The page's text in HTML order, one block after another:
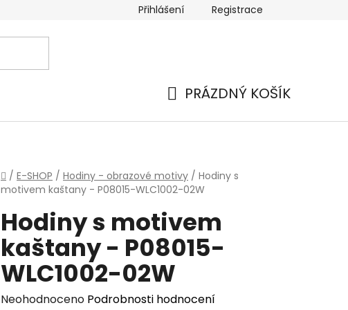
Přihlášení Registrace
PRÁZDNÝ KOŠÍK
Domů
/ E-SHOP / Hodiny - obrazové motivy / Hodiny s
motivem kaštany - P08015-WLC1002-02W
Hodiny s motivem
kaštany - P08015-
WLC1002-02W
Průměrné
Neohodnoceno Podrobnosti hodnocení